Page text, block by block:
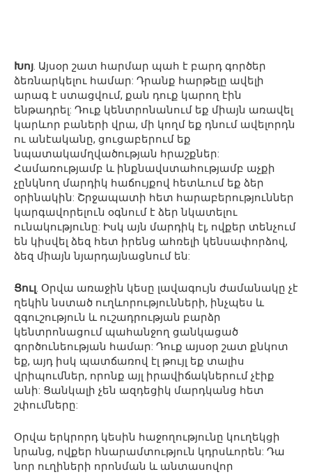
Խոյ. Այսօր շատ հարմար պահ է բարդ գործեր
ձեռնարկելու համար: Դրանք հարթելը ավելի
արագ է ստացվում, քան դուք կարող էին
ենթադրել: Դուք կենտրոնանում եք միայն առավել
կարևոր բաների վրա, մի կողմ եք դնում ավելորդն
ու անէականը, ցուցաբերում եք
նպատակամղվածության հրաշքներ:
Համառությամբ և ինքնավստահությամբ աչքի
չընկնող մարդիկ հաճույքով հետևում եք ձեր
օրինակին: Շրջապատի հետ հարաբերություններ
կարգավորելուն օգնում է ձեր նկատելու
ունակությունը: Իսկ այն մարդիկ էլ, ովքեր տենչում
են կիսվել ձեզ հետ իրենց ահռելի կենսափորձով,
ձեզ միայն նյարդայնացնում են:
Ցուլ. Օրվա առաջին կեսը լավագույն ժամանակը չէ
ղեկին նստած ուղևորությունների, ինչպես և
զգուշություն և ուշադրության բարձր
կենտրոնացում պահանջող ցանկացած
գործունեության համար: Դուք այսօր շատ քնկոտ
եք, այդ իսկ պատճառով էլ թույլ եք տալիս
վրիպումներ, որոնք այլ իրավիճակներում չէիք
անի: Ցանկալի չեն ազդեցիկ մարդկանց հետ
շփումները:
Օրվա երկրորդ կեսին հաջողությունը կուղեկցի
նրանց, ովքեր հնարամտություն կդրսևորեն: Դա
նոր ուղիների որոնման և անտասովոր